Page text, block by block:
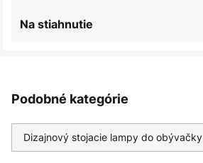
Na stiahnutie
Podobné kategórie
Dizajnový stojacie lampy do obývačky